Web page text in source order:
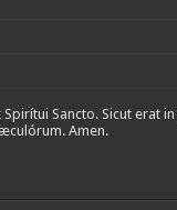
Spirítui Sancto. Sicut erat
Amen.